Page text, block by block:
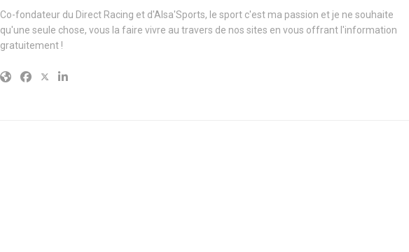
Co-fondateur du Direct Racing et d'Alsa'Sports, le sport c'est ma passion et je ne souhaite
qu'une seule chose, vous la faire vivre au travers de nos sites en vous offrant l'information
gratuitement !